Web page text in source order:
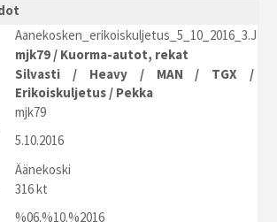
Aanekosken_erikoiskuljetus_5_10_2016_3.JPG
mjk79 / Kuorma-autot, rekat
Silvasti / Heavy/ MAN / TGX /
Erikoiskuljetus / Pekka
mjk79
5.10.2016
Äänekoski
316 kt
%06.%10.%2016